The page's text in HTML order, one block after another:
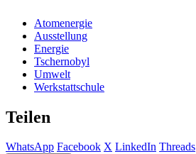
Atomenergie
Ausstellung
Energie
Tschernobyl
Umwelt
Werkstattschule
Teilen
WhatsApp Facebook X LinkedIn Threads